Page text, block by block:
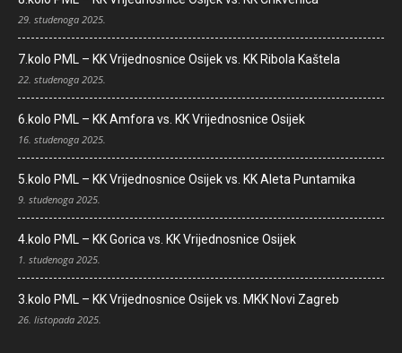
29. studenoga 2025.
7.kolo PML – KK Vrijednosnice Osijek vs. KK Ribola Kaštela
22. studenoga 2025.
6.kolo PML – KK Amfora vs. KK Vrijednosnice Osijek
16. studenoga 2025.
5.kolo PML – KK Vrijednosnice Osijek vs. KK Aleta Puntamika
9. studenoga 2025.
4.kolo PML – KK Gorica vs. KK Vrijednosnice Osijek
1. studenoga 2025.
3.kolo PML – KK Vrijednosnice Osijek vs. MKK Novi Zagreb
26. listopada 2025.